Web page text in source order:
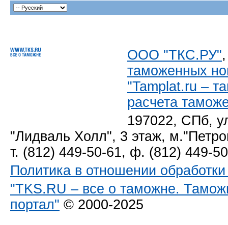
ООО "ТКС.РУ"
таможенных
"Tamplat.ru –
расчета
197022, СПб,
"Лидваль Холл", 3 этаж,
т. (812) 449-50-61, ф. (812) 449-
Политика в отношении
"TKS.RU – все о таможне.
портал" © 2000-2025